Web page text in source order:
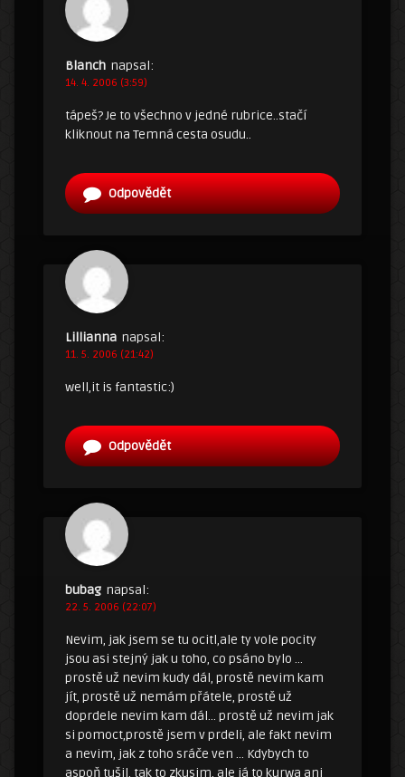
Blanch napsal:
14. 4. 2006 (3:59)
tápeš? Je to všechno v jedné rubrice..stačí
kliknout na Temná cesta osudu..
Odpovědět
Lillianna napsal:
11. 5. 2006 (21:42)
well,it is fantastic:)
Odpovědět
bubag napsal:
22. 5. 2006 (22:07)
Nevim, jak jsem se tu ocitl,ale ty vole pocity
jsou asi stejný jak u toho, co psáno bylo …
prostě už nevim kudy dál, prostě nevim kam
jít, prostě už nemám přátele, prostě už
doprdele nevim kam dál… prostě už nevim jak
si pomoct,prostě jsem v prdeli, ale fakt nevim
a nevim, jak z toho sráče ven … Kdybych to
aspoň tušil, tak to zkusim, ale já to kurwa ani